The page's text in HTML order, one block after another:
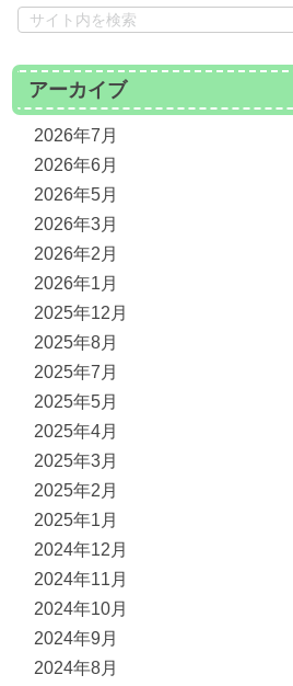
アーカイブ
2026年7月
2026年6月
2026年5月
2026年3月
2026年2月
2026年1月
2025年12月
2025年8月
2025年7月
2025年5月
2025年4月
2025年3月
2025年2月
2025年1月
2024年12月
2024年11月
2024年10月
2024年9月
2024年8月